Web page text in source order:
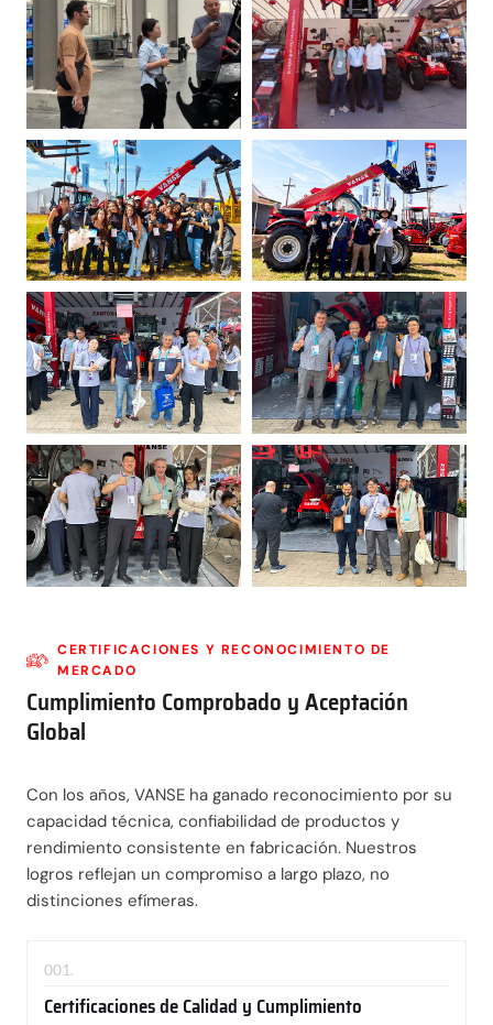
CERTIFICACIONES Y RECONOCIMIENTO DE
MERCADO
Cumplimiento Comprobado y Aceptación
Global
Con los años, VANSE ha ganado reconocimiento por su
capacidad técnica, confiabilidad de productos y
rendimiento consistente en fabricación. Nuestros
logros reflejan un compromiso a largo plazo, no
distinciones efímeras.
001.
Certificaciones de Calidad y Cumplimiento